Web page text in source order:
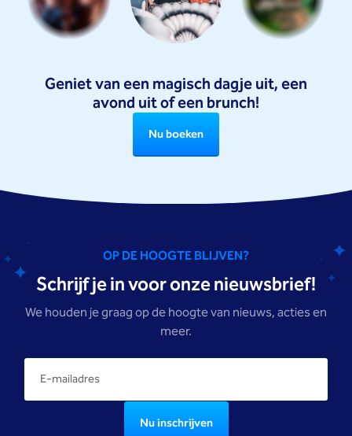
Geniet van een magisch dagje uit, een
avond uit of een brunch!
Nu boeken
OP DE HOOGTE BLIJVEN?
Schrijf je in voor onze nieuwsbrief!
We houden je graag op de hoogte van nieuws, acties en
meer.
Nu inschrijven